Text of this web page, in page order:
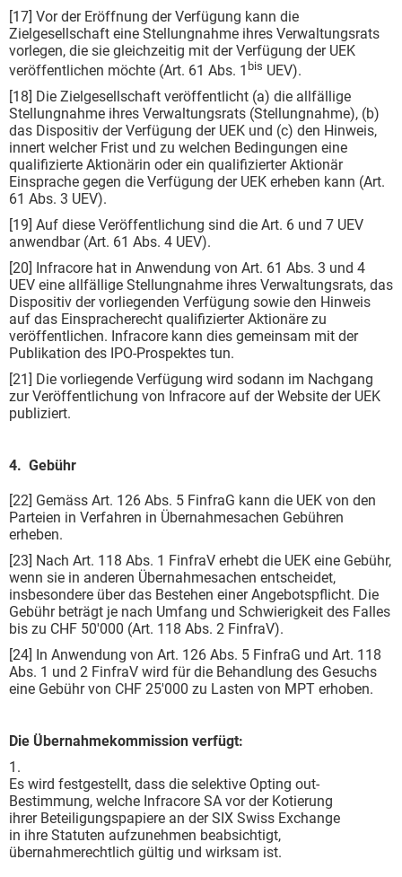
[17] Vor der Eröffnung der Verfügung kann die
Zielgesellschaft eine Stellungnahme ihres Verwaltungsrats
vorlegen, die sie gleichzeitig mit der Verfügung der UEK
veröffentlichen möchte (Art. 61 Abs. 1 bis UEV).
[18] Die Zielgesellschaft veröffentlicht (a) die allfällige
Stellungnahme ihres Verwaltungsrats (Stellungnahme), (b)
das Dispositiv der Verfügung der UEK und (c) den Hinweis,
innert welcher Frist und zu welchen Bedingungen eine
qualifizierte Aktionärin oder ein qualifizierter Aktionär
Einsprache gegen die Verfügung der UEK erheben kann (Art.
61 Abs. 3 UEV).
[19] Auf diese Veröffentlichung sind die Art. 6 und 7 UEV
anwendbar (Art. 61 Abs. 4 UEV).
[20] Infracore hat in Anwendung von Art. 61 Abs. 3 und 4
UEV eine allfällige Stellungnahme ihres Verwaltungsrats, das
Dispositiv der vorliegenden Verfügung sowie den Hinweis
auf das Einspracherecht qualifizierter Aktionäre zu
veröffentlichen. Infracore kann dies gemeinsam mit der
Publikation des IPO-Prospektes tun.
[21] Die vorliegende Verfügung wird sodann im Nachgang
zur Veröffentlichung von Infracore auf der Website der UEK
publiziert.
4. Gebühr
[22] Gemäss Art. 126 Abs. 5 FinfraG kann die UEK von den
Parteien in Verfahren in Übernahmesachen Gebühren
erheben.
[23] Nach Art. 118 Abs. 1 FinfraV erhebt die UEK eine Gebühr,
wenn sie in anderen Übernahmesachen entscheidet,
insbesondere über das Bestehen einer Angebotspflicht. Die
Gebühr beträgt je nach Umfang und Schwierigkeit des Falles
bis zu CHF 50'000 (Art. 118 Abs. 2 FinfraV).
[24] In Anwendung von Art. 126 Abs. 5 FinfraG und Art. 118
Abs. 1 und 2 FinfraV wird für die Behandlung des Gesuchs
eine Gebühr von CHF 25'000 zu Lasten von MPT erhoben.
Die Übernahmekommission verfügt:
1.
Es wird festgestellt, dass die selektive Opting out-
Bestimmung, welche Infracore SA vor der Kotierung
ihrer Beteiligungspapiere an der SIX Swiss Exchange
in ihre Statuten aufzunehmen beabsichtigt,
übernahmerechtlich gültig und wirksam ist.